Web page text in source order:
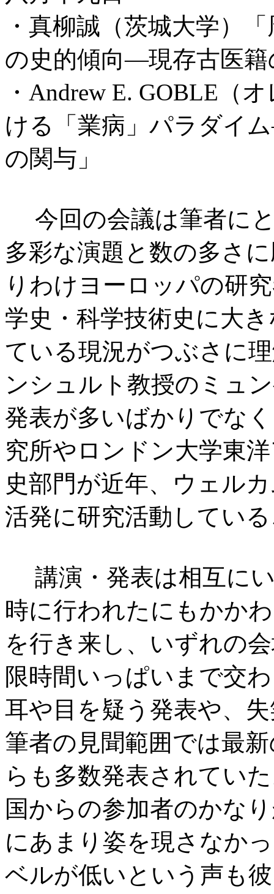
・真柳誠（茨城大学）
の史的傾向―現存古医籍
・Andrew E. GOBLE（
ける「業病」パラダイ
の関与」
今回の会議は筆者に
多彩な演題と数の多さ
りわけヨーロッパの研
学史・科学技術史に大
ている現況がつぶさに
ンシュルト教授のミュ
発表が多いばかりでな
究所やロンドン大学東
史部門が近年、ウェル
活発に研究活動してい
講演・発表は相互に
時に行われたにもかか
を行き来し、いずれの
限時間いっぱいまで交
耳や目を疑う発表や、
筆者の見聞範囲では最
らも多数発表されてい
国からの参加者のかな
にあまり姿を現さなか
ベルが低いという声も